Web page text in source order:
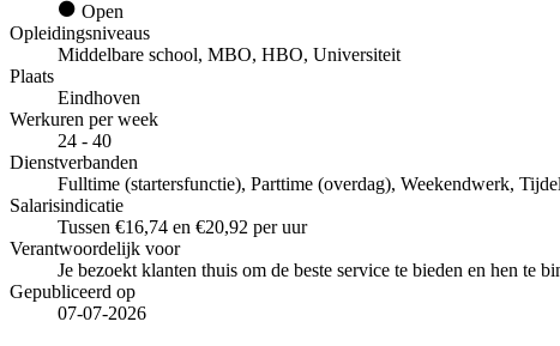
Open
Opleidingsniveaus
Middelbare school, MBO, HBO, Universiteit
Plaats
Eindhoven
Werkuren per week
24 - 40
Dienstverbanden
Fulltime (startersfunctie), Parttime (overdag), Weekendwerk,
Salarisindicatie
Tussen €16,74 en €20,92 per uur
Verantwoordelijk voor
Je bezoekt klanten thuis om de beste service te bieden en hen te
Gepubliceerd op
07-07-2026